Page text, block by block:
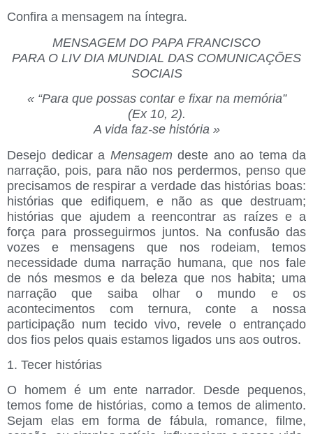
Confira a mensagem na íntegra.
MENSAGEM DO PAPA FRANCISCO
PARA O LIV DIA MUNDIAL DAS COMUNICAÇÕES
SOCIAIS
« “Para que possas contar e fixar na memória”
(Ex 10, 2).
A vida faz-se história »
Desejo dedicar a Mensagem deste ano ao tema da
narração, pois, para não nos perdermos, penso que
precisamos de respirar a verdade das histórias boas:
histórias que edifiquem, e não as que destruam;
histórias que ajudem a reencontrar as raízes e a
força para prosseguirmos juntos. Na confusão das
vozes e mensagens que nos rodeiam, temos
necessidade duma narração humana, que nos fale
de nós mesmos e da beleza que nos habita; uma
narração que saiba olhar o mundo e os
acontecimentos com ternura, conte a nossa
participação num tecido vivo, revele o entrançado
dos fios pelos quais estamos ligados uns aos outros.
1. Tecer histórias
O homem é um ente narrador. Desde pequenos,
temos fome de histórias, como a temos de alimento.
Sejam elas em forma de fábula, romance, filme,